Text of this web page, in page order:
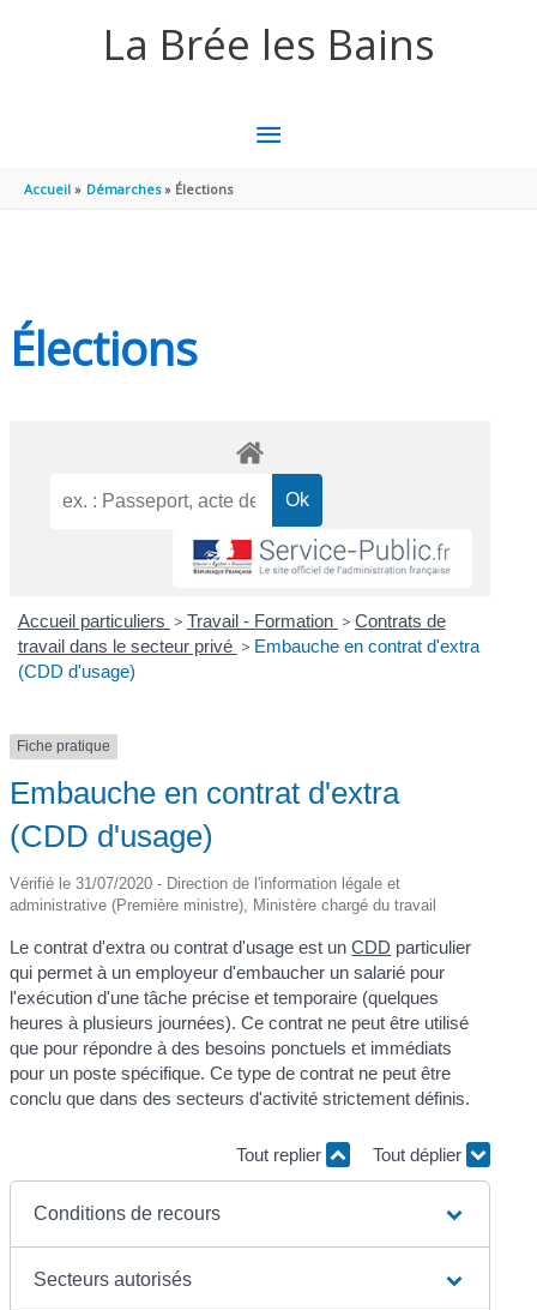
La Brée les Bains
MENU
Accueil Démarches Élections
Élections
Accueil particuliers > Travail - Formation > Contrats de
travail dans le secteur privé > Embauche en contrat d'extra
(CDD d'usage)
Fiche pratique
Embauche en contrat d'extra
(CDD d'usage)
Vérifié le 31/07/2020 - Direction de l'information légale et
administrative (Première ministre), Ministère chargé du travail
Le contrat d'extra ou contrat d'usage est unCDD particulier
qui permet à un employeur d'embaucher un salarié pour
l'exécution d'une tâche précise et temporaire (quelques
heures à plusieurs journées). Ce contrat ne peut être utilisé
que pour répondre à des besoins ponctuels et immédiats
pour un poste spécifique. Ce type de contrat ne peut être
conclu que dans des secteurs d'activité strictement définis.
Tout replier Tout déplier
Conditions de recours
Secteurs autorisés